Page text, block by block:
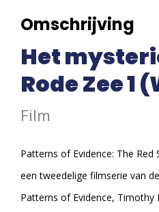
Omschrijving
Het
Rode Zee 1
Film
Patterns of Evidence: The Red
een tweedelige filmserie van
Patterns of Evidence,